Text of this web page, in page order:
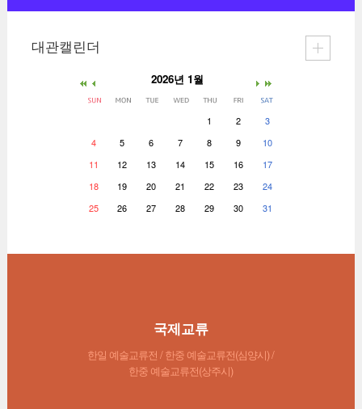
대관캘린더
2026년 1월
1 2
3
4
5 6 7 8 9
10
11
12 13 14 15 16
17
18
19 20 21 22 23
24
25
26 27 28 29 30 31
국제교류
한일 예술교류전 / 한중 예술교류전(심양시) /
한중 예술교류전(상주시)